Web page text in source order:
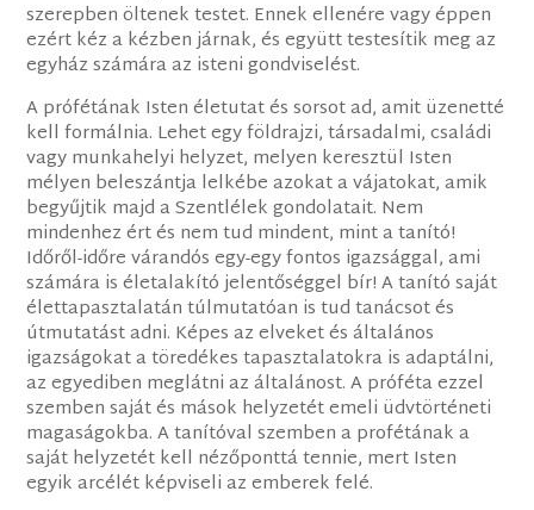
szerepben öltenek testet. Ennek ellenére vagy éppen
ezért kéz a kézben járnak, és együtt testesítik meg az
egyház számára az isteni gondviselést.
A prófétának Isten életutat és sorsot ad, amit üzenetté
kell formálnia. Lehet egy földrajzi, társadalmi, családi
vagy munkahelyi helyzet, melyen keresztül Isten
mélyen beleszántja lelkébe azokat a vájatokat, amik
begyűjtik majd a Szentlélek gondolatait. Nem
mindenhez ért és nem tud mindent, mint a tanító!
Időről-időre várandós egy-egy fontos igazsággal, ami
számára is életalakító jelentőséggel bír! A tanító saját
élettapasztalatán túlmutatóan is tud tanácsot és
útmutatást adni. Képes az elveket és általános
igazságokat a töredékes tapasztalatokra is adaptálni,
az egyediben meglátni az általánost. A próféta ezzel
szemben saját és mások helyzetét emeli üdvtörténeti
magaságokba. A tanítóval szemben a profétának a
saját helyzetét kell nézőponttá tennie, mert Isten
egyik arcélét képviseli az emberek felé.